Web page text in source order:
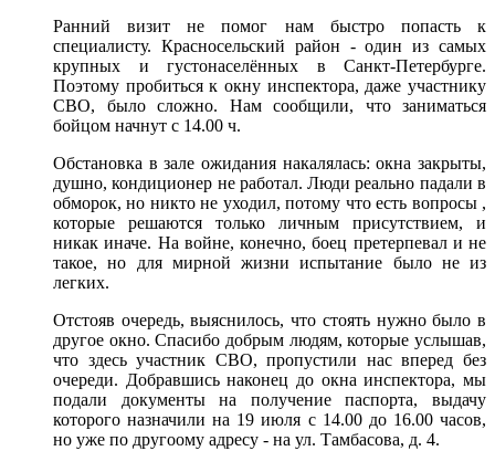
Ранний визит не помог нам быстро попасть к
специалисту. Красносельский район - один из самых
крупных и густонаселённых в Санкт-Петербурге.
Поэтому пробиться к окну инспектора, даже участнику
СВО, было сложно. Нам сообщили, что заниматься
бойцом начнут с 14.00 ч.
Обстановка в зале ожидания накалялась: окна закрыты,
душно, кондиционер не работал. Люди реально падали в
обморок, но никто не уходил, потому что есть вопросы ,
которые решаются только личным присутствием, и
никак иначе. На войне, конечно, боец претерпевал и не
такое, но для мирной жизни испытание было не из
легких.
Отстояв очередь, выяснилось, что стоять нужно было в
другое окно. Спасибо добрым людям, которые услышав,
что здесь участник СВО, пропустили нас вперед без
очереди. Добравшись наконец до окна инспектора, мы
подали документы на получение паспорта, выдачу
которого назначили на 19 июля с 14.00 до 16.00 часов,
но уже по другоому адресу - на ул. Тамбасова, д. 4.